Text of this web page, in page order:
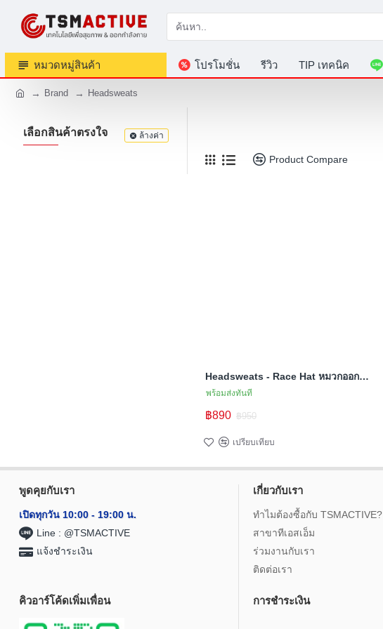
หมวดหมู่สินค้า โปรโมชั่น รีวิว TIP เทคนิค
Brand Headsweats
เลือกสินค้าตรงใจ ล้างค่า
Product Compare
Headsweats - Race Hat หมวกออกกำลังกาย สำหรับวิ่ง
พร้อมส่งทันที
฿890 ฿950
เปรียบเทียบ
พูดคุยกับเรา
เปิดทุกวัน 10:00 - 19:00 น.
Line : @TSMACTIVE
แจ้งชำระเงิน
เกี่ยวกับเรา
ทำไมต้องซื้อกับ TSMACTIVE?
สาขาทีเอสเอ็ม
ร่วมงานกับเรา
ติดต่อเรา
คิวอาร์โค้ดเพิ่มเพื่อน การชำระเงิน